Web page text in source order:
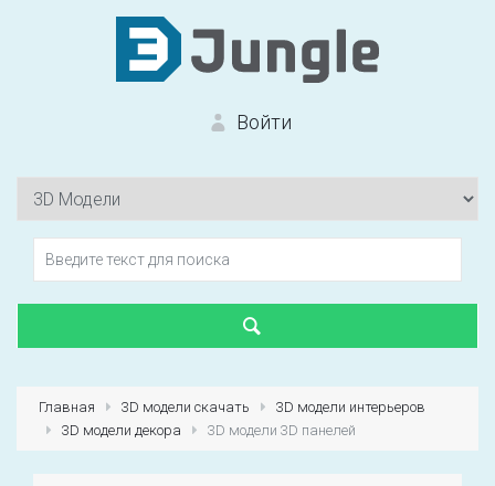
Войти
Первый раз?
Главная 3D модели скачать
3D модели интерьеров
3D модели декора
3D модели 3D панелей